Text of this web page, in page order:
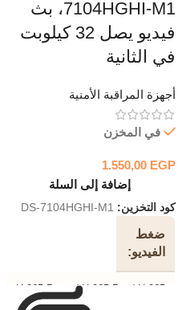
7104HGHI-M1، بث
فيديو يصل 32 كيلوبت
في الثانية
أجهزة المراقبة الأمنية
في المخزن
1.550,00 EGP
إضافة إلى السلة
كود التخزين: DS-7104HGHI-M1
ضغط
الفيديو
H.265 Pro + / H.265 Pro / H.265
/ H.264 + / H.264